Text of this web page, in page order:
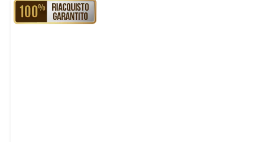
RIACQUISTO GARANTITO